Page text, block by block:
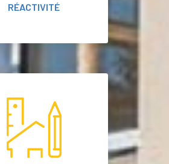
RÉACTIVITÉ